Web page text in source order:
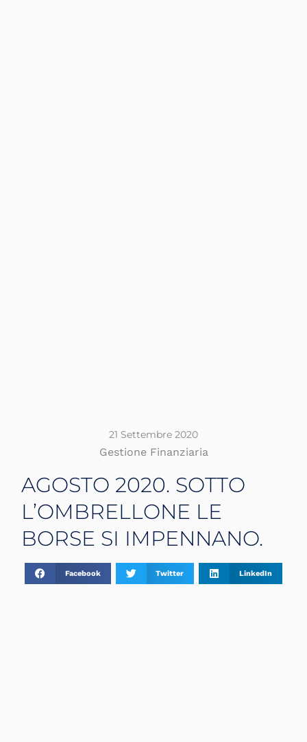
21 Settembre 2020
Gestione Finanziaria
AGOSTO 2020. SOTTO
L’OMBRELLONE LE
BORSE SI IMPENNANO.
Facebook Twitter LinkedIn